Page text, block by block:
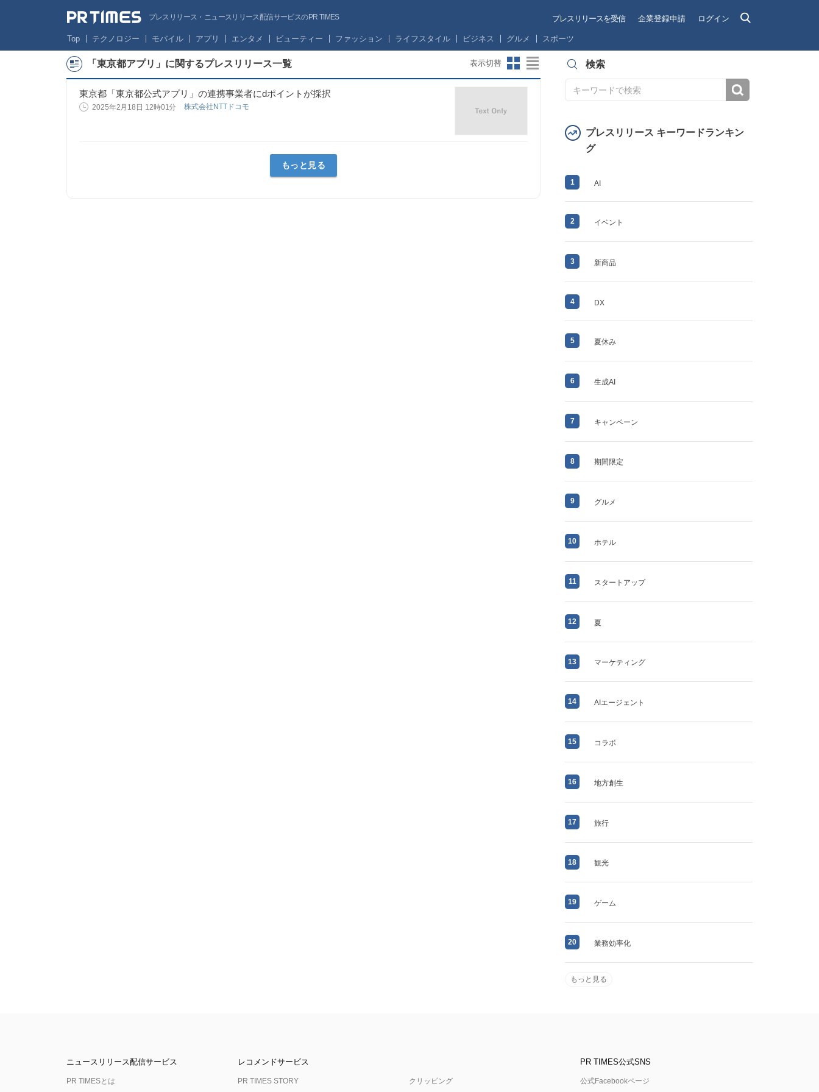
プレスリリース・ニュースリリース配信サービスのPR TIMES プレスリリースを受信 企業登録申請 ログイン
Top テクノロジー モバイル アプリ エンタメ ビューティー ファッション ライフスタイル ビジネス グルメ スポーツ
「東京都アプリ」に関するプレスリリース一覧 表示切替
東京都「東京都公式アプリ」の連携事業者にdポイントが採択
2025年2月18日 12時01分 株式会社NTTドコモ
もっと見る
検索
プレスリリース キーワードランキン
グ
1 AI
2 イベント
3 新商品
4 DX
5 夏休み
6 生成AI
7 キャンペーン
8 期間限定
9 グルメ
10 ホテル
11 スタートアップ
12 夏
13 マーケティング
14 AIエージェント
15 コラボ
16 地方創生
17 旅行
18 観光
19 ゲーム
20 業務効率化
もっと見る
ニュースリリース配信サービス
PR TIMESとは
レコメンドサービス
PR TIMES STORY クリッピング
PR TIMES公式SNS
公式Facebookページ